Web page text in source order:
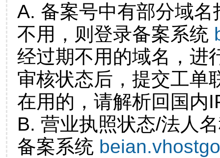
A. 备案号中有部分域
不用，则登录备案系统
经过期不用的域名，进
审核状态后，提交工单
在用的，请解析回国内
B. 营业执照状态/法人
备案系统